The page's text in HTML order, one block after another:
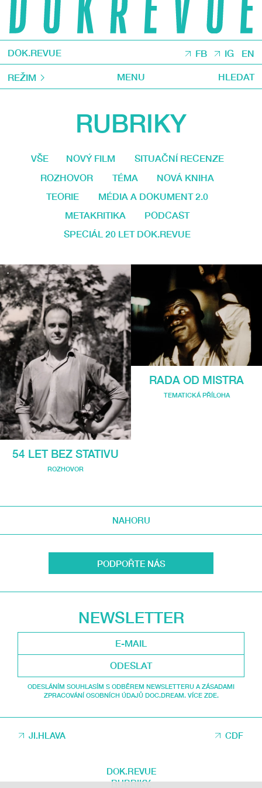
DOK.REVUE FB IG EN
REŽIM MENU HLEDAT
RUBRIKY
VŠE NOVÝ FILM
SITUAČNÍ RECENZE
ROZHOVOR
TÉMA
NOVÁ KNIHA
TEORIE
MÉDIA A DOKUMENT 2.0
METAKRITIKA
PODCAST
SPECIÁL 20 LET DOK.REVUE
54 LET BEZ STATIVU
ROZHOVOR
RADA OD MISTRA
TEMATICKÁ PŘÍLOHA
NAHORU
PODPOŘTE NÁS
NEWSLETTER
ODESLAT
ODESLÁNÍM SOUHLASÍM S ODBĚREM NEWSLETTERU A ZÁSADAMI
ZPRACOVÁNÍ OSOBNÍCH ÚDAJŮ DOC.DREAM. VÍCE ZDE.
JI.HLAVA CDF
DOK.REVUE
RUBRIKY